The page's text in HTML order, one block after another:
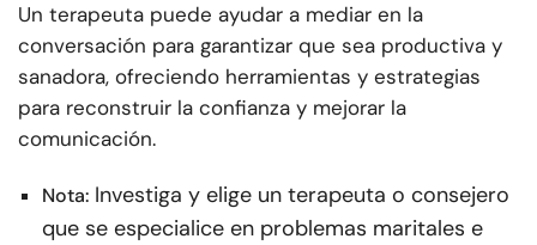
Un terapeuta puede ayudar a mediar en la
conversación para garantizar que sea productiva y
sanadora, ofreciendo herramientas y estrategias
para reconstruir la confianza y mejorar la
comunicación.
Nota: Investiga y elige un terapeuta o consejero
que se especialice en problemas maritales e